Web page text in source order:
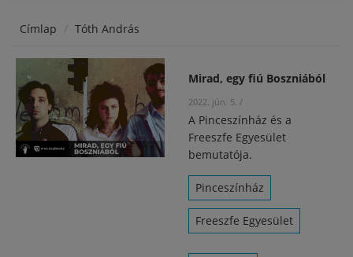
Címlap Tóth András
Mirad, egy fiú Boszniából
2022. jún. 5. /
A Pinceszínház és a
Freeszfe Egyesület
bemutatója.
Pinceszínház
Freeszfe Egyesület